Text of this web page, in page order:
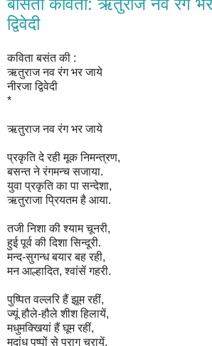
बासंती कविता: ऋतुराज नव रंग
द्विवेदी
कविता बसंत की :
ऋतुराज नव रंग भर जाये
नीरजा द्विवेदी
*
ऋतुराज नव रंग भर जाये
प्रकृति दे रही मूक निमन्त्रण,
बसन्त ने रंगमन्च सजाया.
युवा प्रकृति का पा सन्देशा,
ऋतुराजा प्रियतम है आया.
तजी निशा की श्याम चूनरी,
हुई पूर्व की दिशा सिन्दूरी.
मन्द-सुगन्ध बयार बह रही,
मन आल्हादित, श्वांसें गहरी.
पुष्पित वल्लरि हैं झूम रहीं,
ज्यूं हौले-हौले शीश हिलायें,
मधुमक्खियां हैं घूम रहीं,
मदांध पुष्पों से पराग चुरायें.